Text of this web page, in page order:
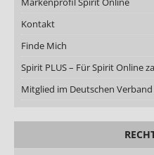
Kontakt
Finde Mich
Spirit PLUS – Für Spirit Online
Mitglied im Deutschen